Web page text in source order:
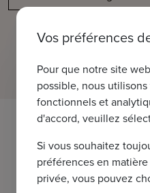
Ce bien
Contactez-nous
Vos préférences
Pour que notre site
possible, nous
fonctionnels et
d'accord, veuillez
Si vous souhaitez
préférences en
privée, vous pouvez